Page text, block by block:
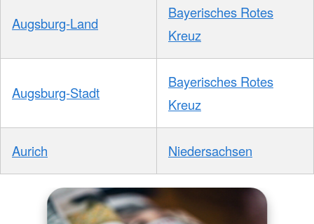
Augsburg-Land
Bayerisches Rotes
Kreuz
Augsburg-Stadt
Bayerisches Rotes
Kreuz
Aurich Niedersachsen